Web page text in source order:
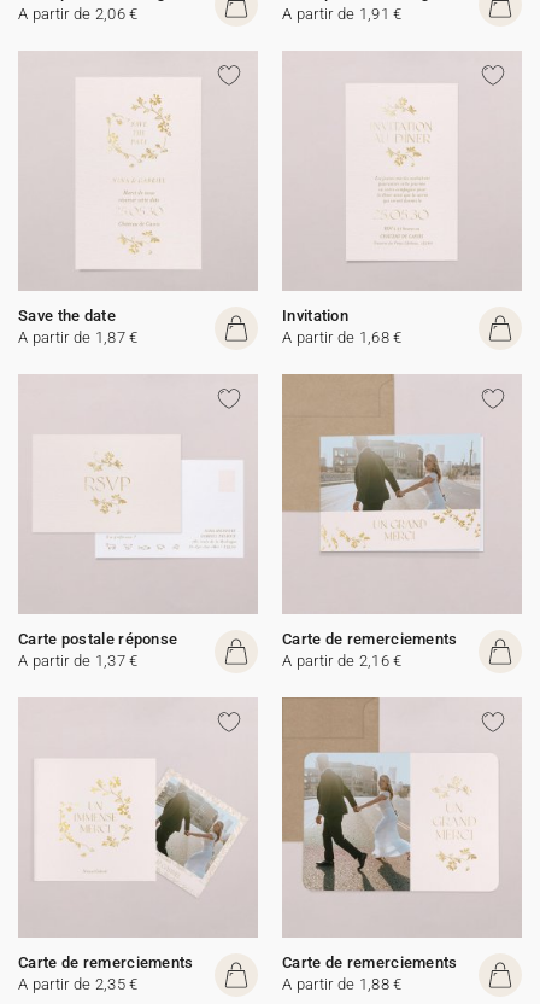
A partir de 2,06 €
A partir de 1,91 €
Save the date
A partir de 1,87 €
Invitation
A partir de 1,68 €
Carte postale réponse
A partir de 1,37 €
Carte de remerciements
A partir de 2,16 €
Carte de remerciements
A partir de 2,35 €
Carte de remerciements
A partir de 1,88 €